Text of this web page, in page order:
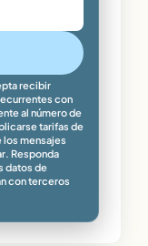
recibir
con
al número de
tarifas de
los mensajes
Responda
datos de
con terceros